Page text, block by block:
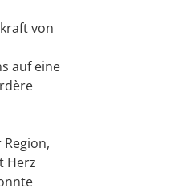
von
auf eine
Herz